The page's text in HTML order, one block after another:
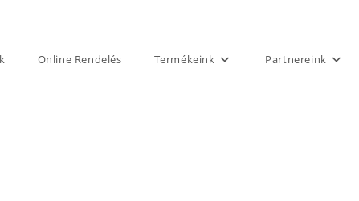
Online Rendelés Termékeink Partnereink